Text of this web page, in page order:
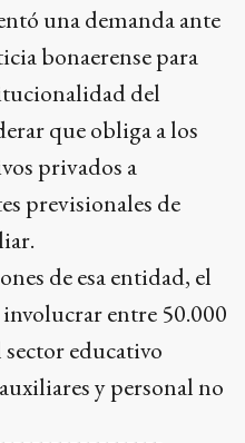
una demanda ante
bonaerense para
del
que obliga a los
privados a
previsionales de
de esa entidad, el
entre 50.000
educativo
y personal no